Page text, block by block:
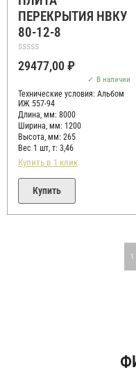
ПЕРЕКРЫТИЯ НВКУ
80-12-8
Оценка
0
29477,00₽
В наличии
Технические условия: Альбом
ИЖ 557-94
Длина, мм: 8000
Ширина, мм: 1200
Высота, мм: 265
Вес 1 шт, т: 3,46
Купить в 1 клик
Купить
1